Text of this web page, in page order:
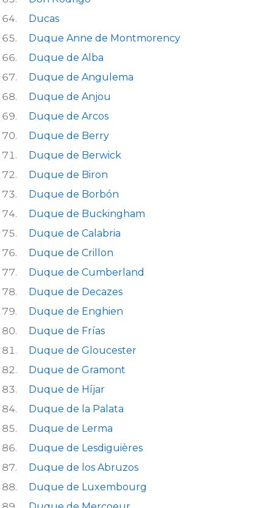
Ducas
Duque Anne de Montmorency
Duque de Alba
Duque de Angulema
Duque de Anjou
Duque de Arcos
Duque de Berry
Duque de Berwick
Duque de Biron
Duque de Borbón
Duque de Buckingham
Duque de Calabria
Duque de Crillon
Duque de Cumberland
Duque de Decazes
Duque de Enghien
Duque de Frías
Duque de Gloucester
Duque de Gramont
Duque de Híjar
Duque de la Palata
Duque de Lerma
Duque de Lesdiguières
Duque de los Abruzos
Duque de Luxembourg